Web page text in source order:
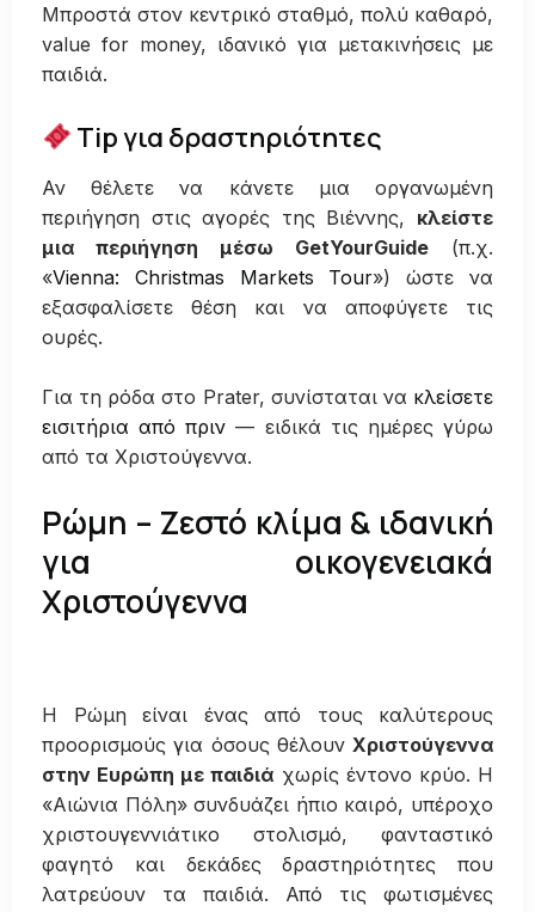
Μπροστά στον κεντρικό σταθμό, πολύ καθαρό,
value for money, ιδανικό για μετακινήσεις με
παιδιά.
Tip για δραστηριότητες
Αν θέλετε να κάνετε μια οργανωμένη
περιήγηση στις αγορές της Βιέννης, κλείστε
μια περιήγηση μέσω GetYourGuide (π.χ.
«Vienna: Christmas Markets Tour») ώστε να
εξασφαλίσετε θέση και να αποφύγετε τις
ουρές.
Για τη ρόδα στο Prater, συνίσταται να κλείσετε
εισιτήρια από πριν — ειδικά τις ημέρες γύρω
από τα Χριστούγεννα.
Ρώμη – Ζεστό κλίμα & ιδανική
για οικογενειακά
Χριστούγεννα
Η Ρώμη είναι ένας από τους καλύτερους
προορισμούς για όσους θέλουν Χριστούγεννα
στην Ευρώπη με παιδιά χωρίς έντονο κρύο. Η
«Αιώνια Πόλη» συνδυάζει ήπιο καιρό, υπέροχο
χριστουγεννιάτικο στολισμό, φανταστικό
φαγητό και δεκάδες δραστηριότητες που
λατρεύουν τα παιδιά. Από τις φωτισμένες